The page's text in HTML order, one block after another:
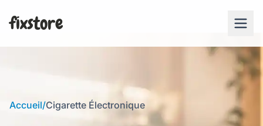
fixstore
Accueil/Cigarette Électronique